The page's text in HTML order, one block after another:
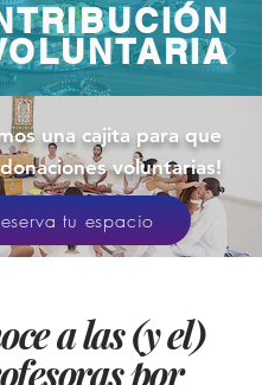
una cajita para que
voluntarias!
tu espacio
a las (y el)
por